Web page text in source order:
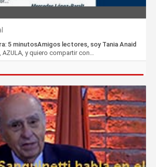
5 minutosAmigos lectores, soy Tania Anaid
y quiero compartir con…